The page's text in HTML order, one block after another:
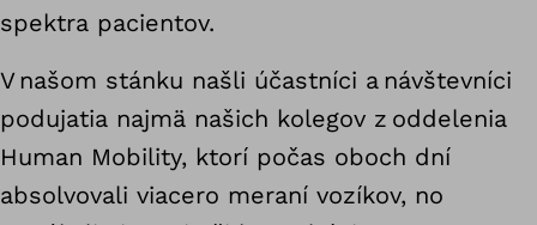
spektra pacientov.
V našom stánku našli účastníci a návštevníci
podujatia najmä našich kolegov z oddelenia
Human Mobility, ktorí počas oboch dní
absolvovali viacero meraní vozíkov, no